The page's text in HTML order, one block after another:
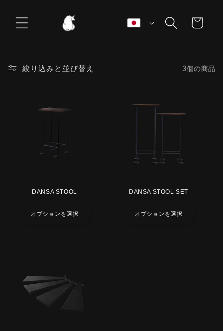
進む
ー
絞り込みと並び替え 3個の商品
DANSA STOOL
オプションを選択
DANSA STOOL SET
オプションを選択